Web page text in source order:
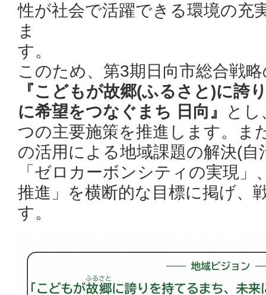
性が社会で活躍できる環境の充
ま
このため、第3期日向市総合戦
『こどもが故郷(ふるさと)に誇
に希望をつなぐまち 日向』
と
つの主要施策を推進します。ま
の活用による地域課題の解決(自
「ゼロカーボンシティの実現」
推進」を横断的な目標に掲げ、
す。